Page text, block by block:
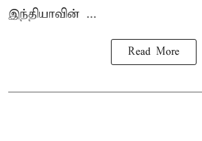
இந்தியாவின் ...
Read More